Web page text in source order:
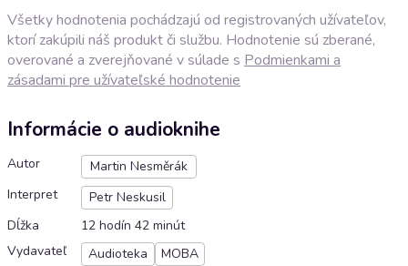
Všetky hodnotenia pochádzajú od registrovaných užívateľov,
ktorí zakúpili náš produkt či službu. Hodnotenie sú zberané,
overované a zverejňované v súlade s Podmienkami a
zásadami pre užívateľské hodnotenie
Informácie o audioknihe
Autor
Martin Nesměrák
Interpret
Petr Neskusil
Dĺžka
12 hodín 42 minút
Vydavateľ
Audioteka
MOBA